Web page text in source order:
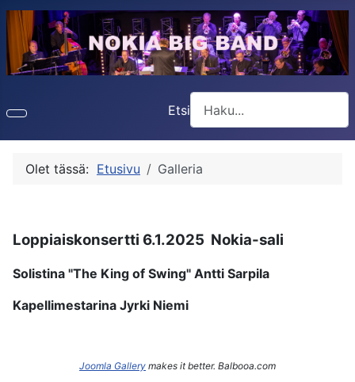
Etsi
Type 2 or more characters
Olet tässä: Etusivu Galleria
Loppiaiskonsertti 6.1.2025 Nokia-sali
Solistina "The King of Swing" Antti Sarpila
Kapellimestarina Jyrki Niemi
Joomla Gallery makes it better. Balbooa.com